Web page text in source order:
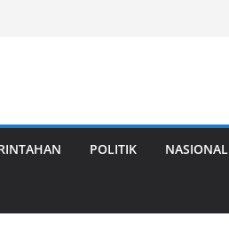
POLITIK NASIONAL